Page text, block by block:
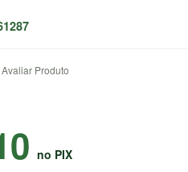
Avaliar Produto
no PIX